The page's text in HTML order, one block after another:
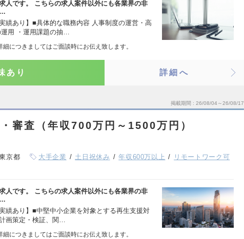
人です。 こちらの求人案件以外にも各業界の非
…
績あり】■具体的な職務内容 人事制度の運営・高
運用 ・運用課題の抽…
につきましてはご面談時にお伝え致します。
あり 詳細へ
掲載期間 26/08/04～26/08/17
審査（年収700万円～1500万円）
京都 大手企業 土日祝休み 年収600万以上
リモートワーク可
人です。 こちらの求人案件以外にも各業界の非
…
績あり】■中堅中小企業を対象とする再生支援対
画策定・検証、関…
につきましてはご面談時にお伝え致します。